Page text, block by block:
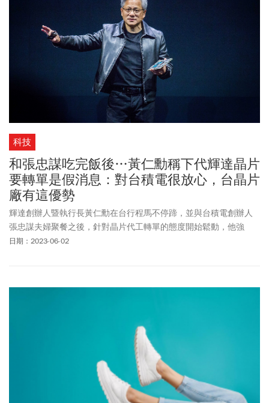
德也以此為目標，積極推動2025年獨角獸計畫，將核心事業推向世
科技
和張忠謀吃完飯後…黃仁勳稱下代輝達晶片
要轉單是假消息：對台積電很放心，台晶片
廠有這優勢
輝達創辦人暨執行長黃仁勳在台行程馬不停蹄，並與台積電創辦人
張忠謀夫婦聚餐之後，針對晶片代工轉單的態度開始鬆動，他強
調，輝達將晶片交由台積電生產感到相當放心，「下一代晶片還是
日期：2023-06-02